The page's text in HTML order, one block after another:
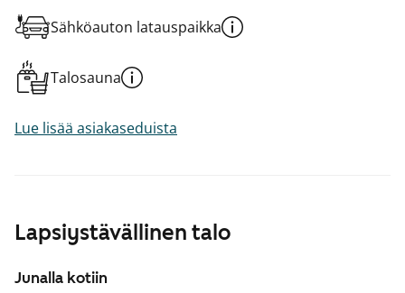
Lapsiystävällinen talo
Junalla kotiin
Sähköauton latauspaikka
Talosauna
Lue lisää asiakaseduista